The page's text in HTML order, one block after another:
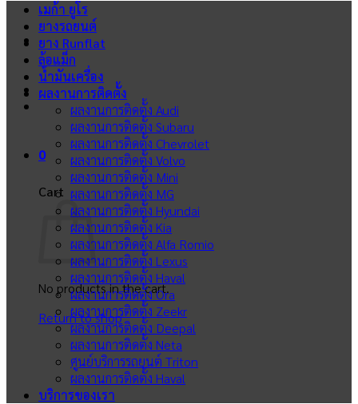
0
Cart
No products in the cart.
Return to shop
เมก้า ยูโร
ยางรถยนต์
ยาง Runflat
ล้อแม็ก
น้ำมันเครื่อง
ผลงานการติดตั้ง
ผลงานการติดตั้ง Audi
ผลงานการติดตั้ง Subaru
ผลงานการติดตั้ง Chevrolet
ผลงานการติดตั้ง Volvo
ผลงานการติดตั้ง Mini
ผลงานการติดตั้ง MG
ผลงานการติดตั้ง Hyundai
ผลงานการติดตั้ง Kia
ผลงานการติดตั้ง Alfa Romio
ผลงานการติดตั้ง Lexus
ผลงานการติดตั้ง Haval
ผลงานการติดตั้ง Ora
ผลงานการติดตั้ง Zeekr
ผลงานการติดตั้ง Deepal
ผลงานการติดตั้ง Neta
ศูนย์บริการรถยนต์ Triton
ผลงานการติดตั้ง Haval
บริการของเรา